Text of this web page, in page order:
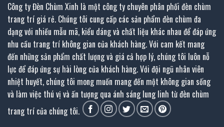
Công ty Đèn Chùm Xinh là một công ty chuyên phân phối đèn chùm
trang trí giá rẻ. Chúng tôi cung cấp các sản phẩm đèn chùm đa
dạng với nhiều mẫu mã, kiểu dáng và chất liệu khác nhau để đáp ứng
nhu cầu trang trí không gian của khách hàng. Với cam kết mang
đến những sản phẩm chất lượng và giá cả hợp lý, chúng tôi luôn nỗ
lực để đáp ứng sự hài lòng của khách hàng. Với đội ngũ nhân viên
nhiệt huyết, chúng tôi mong muốn mang đến một không gian sống
và làm việc thú vị và ấn tượng qua ánh sáng lung linh từ đèn chùm
trang trí của chúng tôi.